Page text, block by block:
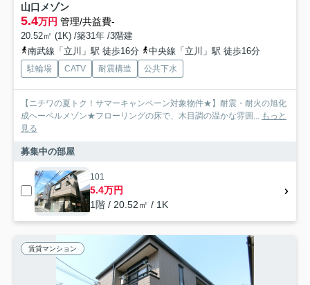
山口メゾン
5.4万円 管理/共益費-
20.52㎡ (1K) /築31年 /3階建
南武線「立川」駅 徒歩16分
中央線「立川」駅 徒歩16分
駐輪場 CATV 耐震構造 公共下水
【ニチワの夏トク！サマーキャンペーン対象物件★】耐震・耐火の旭化
成ヘーベルメゾン★フローリングの床で、木目調の温かな雰囲... もっと
見る
募集中の部屋
101
5.4万円
1階 / 20.52㎡ / 1K
賃貸マンション